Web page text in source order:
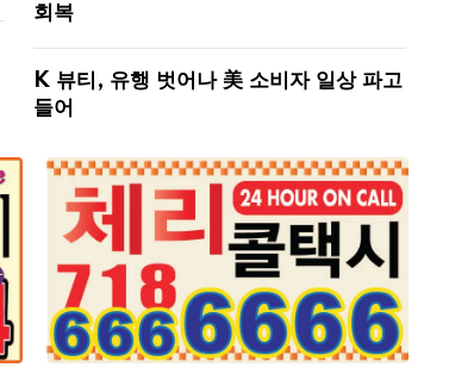
회복
K 뷰티, 유행 벗어나 美 소비자 일상 파고
들어